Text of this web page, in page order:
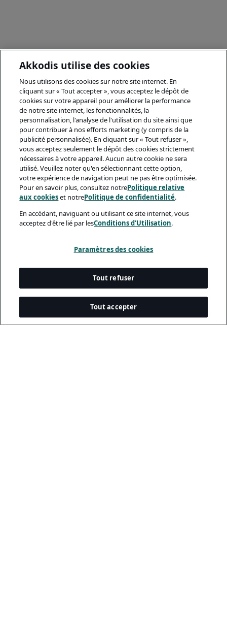
Akkodis utilise des cookies
Nous utilisons des cookies sur notre site internet. En
cliquant sur « Tout accepter », vous acceptez le dépôt de
cookies sur votre appareil pour améliorer la performance
de notre site internet, les fonctionnalités, la
personnalisation, l'analyse de l'utilisation du site ainsi que
pour contribuer à nos efforts marketing (y compris de la
publicité personnalisée). En cliquant sur « Tout refuser »,
vous acceptez seulement le dépôt des cookies strictement
nécessaires à votre appareil. Aucun autre cookie ne sera
utilisé. Veuillez noter qu'en sélectionnant cette option,
votre expérience de navigation peut ne pas être optimisée.
Pour en savoir plus, consultez notrePolitique relative
aux cookieset notrePolitique de confidentialité.
En accédant, naviguant ou utilisant ce site internet, vous
acceptez d'être lié par lesConditions d'Utilisation.
Paramètres des cookies
Tout refuser
Tout accepter